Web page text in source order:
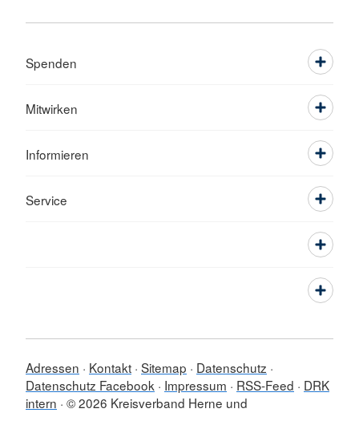
Spenden
Mitwirken
Informieren
Service
Adressen Kontakt Sitemap
Datenschutz
Datenschutz Facebook
Impressum RSS-Feed
DRK
intern © 2026 Kreisverband Herne und